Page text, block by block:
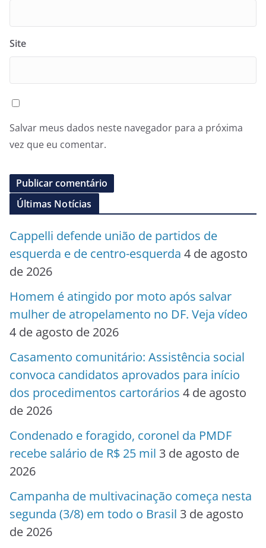
Site
Salvar meus dados neste navegador para a próxima
vez que eu comentar.
Últimas Notícias
Cappelli defende união de partidos de
esquerda e de centro-esquerda 4 de agosto
de 2026
Homem é atingido por moto após salvar
mulher de atropelamento no DF. Veja vídeo
4 de agosto de 2026
Casamento comunitário: Assistência social
convoca candidatos aprovados para início
dos procedimentos cartorários 4 de agosto
de 2026
Condenado e foragido, coronel da PMDF
recebe salário de R$ 25 mil 3 de agosto de
2026
Campanha de multivacinação começa nesta
segunda (3/8) em todo o Brasil 3 de agosto
de 2026